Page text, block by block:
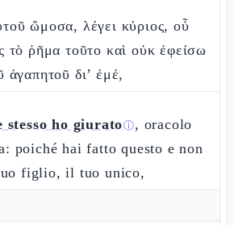
ὤμοσα, λέγει κύριος, οὗ
τὸ ῥῆμα τοῦτο καὶ οὐκ ἐφείσω
ἀγαπητοῦ δι’ ἐμέ,
stesso ho giuratoⓘ, oracolo
poiché hai fatto questo e non
figlio, il tuo unico,